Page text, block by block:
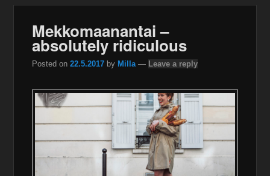
Mekkomaanantai –
absolutely ridiculous
Posted on22.5.2017 by Milla — Leave a reply